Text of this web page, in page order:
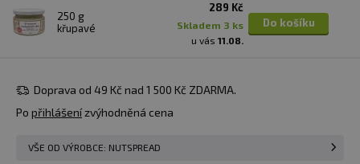
250 g
křupavé
289 Kč
skladem 3 ks
u vás 11.08.
Do košíku
Doprava od 49 Kč nad 1 500 Kč ZDARMA.
Po přihlášenízvýhodněná cena
VŠE OD VÝROBCE: NUTSPREAD